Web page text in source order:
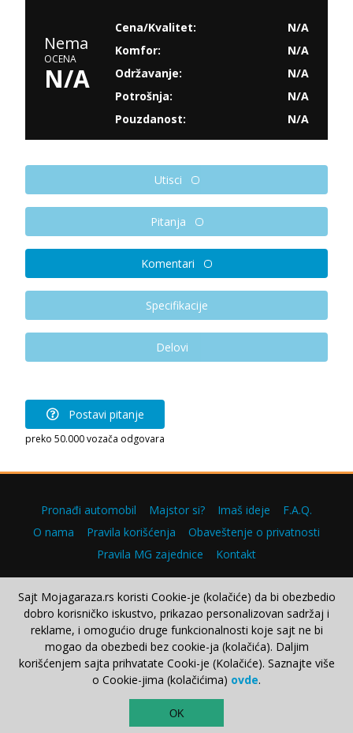
Nema
OCENA
N/A
Cena/Kvalitet:
N/A
Komfor:
N/A
Održavanje:
N/A
Potrošnja:
N/A
Pouzdanost:
N/A
Utisci
Pitanja
Komentari
Specifikacije
Delovi
Postavi pitanje
preko 50.000 vozača odgovara
Pronađi automobil Majstor si? Imaš ideje
F.A.Q.
O nama
Pravila korišćenja
Obaveštenje o privatnosti
Pravila MG zajednice
Kontakt
Copyright © 2000–2026.
Sajt Mojagaraza.rs koristi Cookie-je (kolačiće) da bi obezbedio
dobro korisničko iskustvo, prikazao personalizovan sadržaj i
reklame, i omogućio druge funkcionalnosti koje sajt ne bi
mogao da obezbedi bez cookie-ja (kolačića). Daljim
korišćenjem sajta prihvatate Cooki-je (Kolačiće). Saznajte više
o Cookie-jima (kolačićima) ovde.
OK